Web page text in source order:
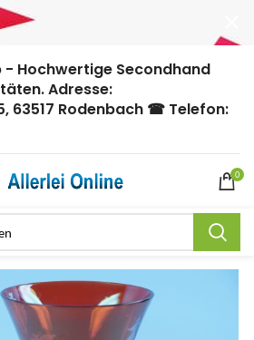
- Hochwertige Secondhand
Adresse:
63517 Rodenbach ☎ Telefon:
0